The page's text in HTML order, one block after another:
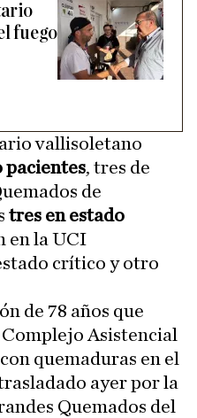
fuego
vallisoletano
pacientes, tres de
de
tres en estado
en la UCI
crítico y otro
de 78 años que
Asistencial
quemaduras en el
ayer por la
Quemados del